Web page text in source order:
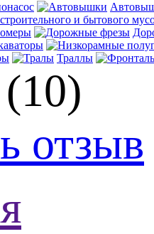
Траллы
отзыв